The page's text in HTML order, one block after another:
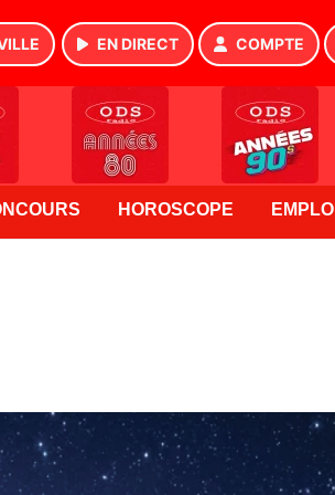
EN DIRECT COMPTE
HOROSCOPE EMPLOI